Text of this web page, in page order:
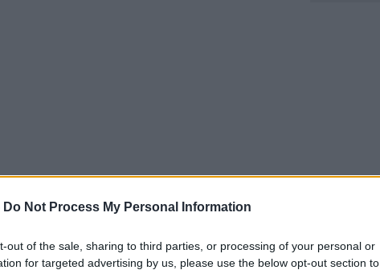
Do Not Process My Personal Information
out of the sale, sharing to third parties, or processing of your personal or
for targeted advertising by us, please use the below opt-out section to